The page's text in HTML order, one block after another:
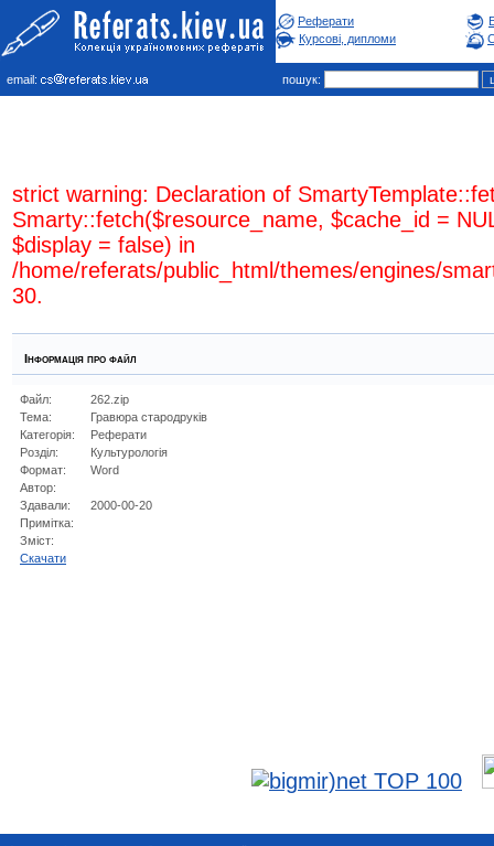
Реферати
Курсові, дипломи
email: пошук:
strict warning: Declaration of
Smarty::fetch($resource_name, $cache_id =
$display = false) in
/home/referats/public_html/themes/engines/
30.
Інформація про файл
Файл:
262.zip
Тема:
Гравюра стародруків
Категорія:
Реферати
Розділ:
Культурологiя
Формат:
Word
Автор:
Здавали:
2000-00-20
Примітка:
Зміст:
Cкачати